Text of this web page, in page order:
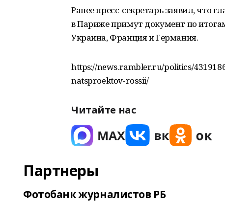
Ранее пресс-секретарь заявил, что
в Париже примут документ по
Украина, Франция и Германия.
https://news.rambler.ru/politics/
natsproektov-rossii/
Читайте нас
Партнеры
Фотобанк журналистов РБ